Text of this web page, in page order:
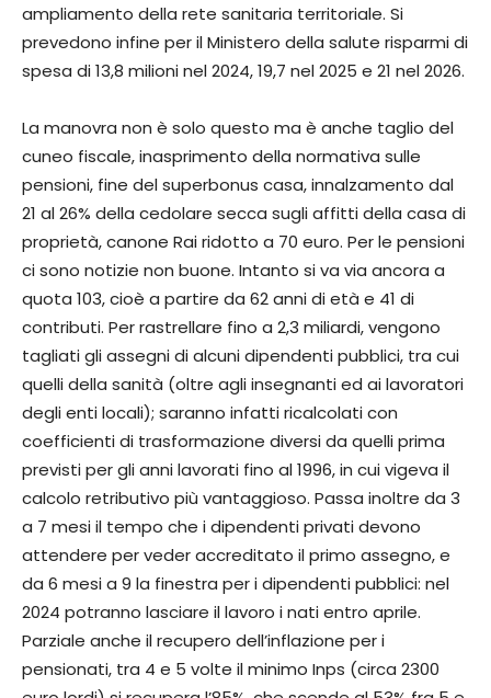
ampliamento della rete sanitaria territoriale. Si
prevedono infine per il Ministero della salute risparmi di
spesa di 13,8 milioni nel 2024, 19,7 nel 2025 e 21 nel 2026.
La manovra non è solo questo ma è anche taglio del
cuneo fiscale, inasprimento della normativa sulle
pensioni, fine del superbonus casa, innalzamento dal
21 al 26% della cedolare secca sugli affitti della casa di
proprietà, canone Rai ridotto a 70 euro. Per le pensioni
ci sono notizie non buone. Intanto si va via ancora a
quota 103, cioè a partire da 62 anni di età e 41 di
contributi. Per rastrellare fino a 2,3 miliardi, vengono
tagliati gli assegni di alcuni dipendenti pubblici, tra cui
quelli della sanità (oltre agli insegnanti ed ai lavoratori
degli enti locali); saranno infatti ricalcolati con
coefficienti di trasformazione diversi da quelli prima
previsti per gli anni lavorati fino al 1996, in cui vigeva il
calcolo retributivo più vantaggioso. Passa inoltre da 3
a 7 mesi il tempo che i dipendenti privati devono
attendere per veder accreditato il primo assegno, e
da 6 mesi a 9 la finestra per i dipendenti pubblici: nel
2024 potranno lasciare il lavoro i nati entro aprile.
Parziale anche il recupero dell’inflazione per i
pensionati, tra 4 e 5 volte il minimo Inps (circa 2300